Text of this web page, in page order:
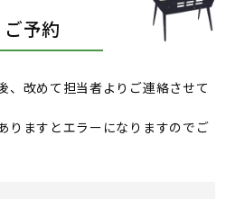
ご予約
、改めて担当者よりご連絡させて
りますとエラーになりますのでご